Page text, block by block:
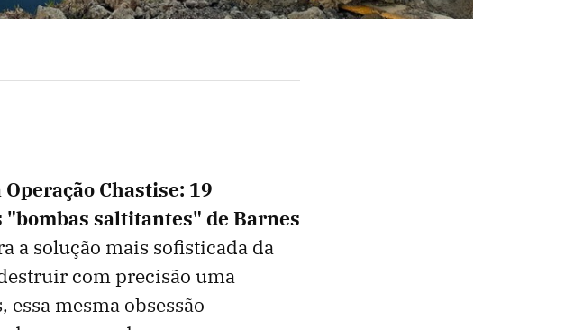
Operação Chastise: 19
saltitantes" de Barnes
a solução mais sofisticada da
com precisão uma
mesma obsessão